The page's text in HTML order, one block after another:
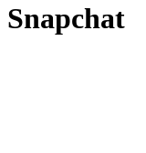
Snapchat